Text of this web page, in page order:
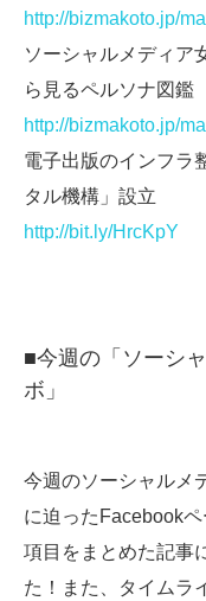
http://bizmakoto.jp/
ソーシャルメディ
ら見るペルソナ図鑑
http://bizmakoto.jp/
電子出版のインフラ
タル機構」設立
http://bit.ly/HrcKpY
■今週の「ソーシ
ボ」
今週のソーシャルメ
に迫ったFacebook
項目をまとめた記事
た！また、タイムラ